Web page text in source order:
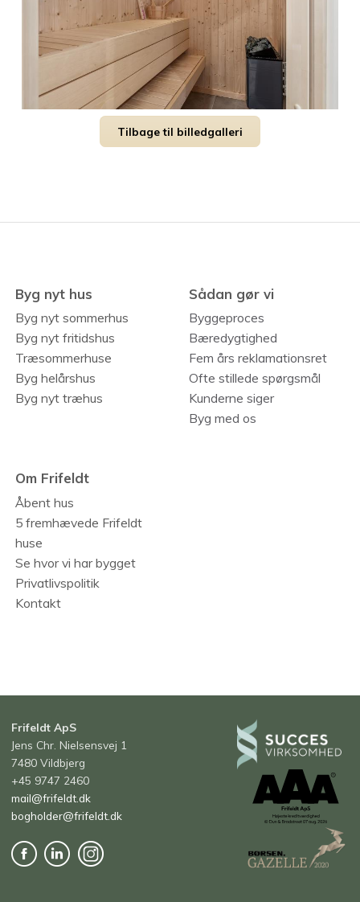
Tilbage til billedgalleri
Byg nyt hus
Byg nyt sommerhus
Byg nyt fritidshus
Træsommerhuse
Byg helårshus
Byg nyt træhus
Sådan gør vi
Byggeproces
Bæredygtighed
Fem års reklamationsret
Ofte stillede spørgsmål
Kunderne siger
Byg med os
Om Frifeldt
Åbent hus
5 fremhævede Frifeldt
huse
Se hvor vi har bygget
Privatlivspolitik
Kontakt
Frifeldt ApS
Jens Chr. Nielsensvej 1
7480 Vildbjerg
+45 9747 2460
mail@frifeldt.dk
bogholder@frifeldt.dk